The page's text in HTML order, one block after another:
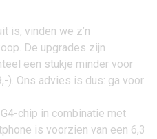
is, vinden we z’n
De upgrades zijn
een stukje minder voor
). Ons advies is dus: ga voor
chip in combinatie met
is voorzien van een 6,3